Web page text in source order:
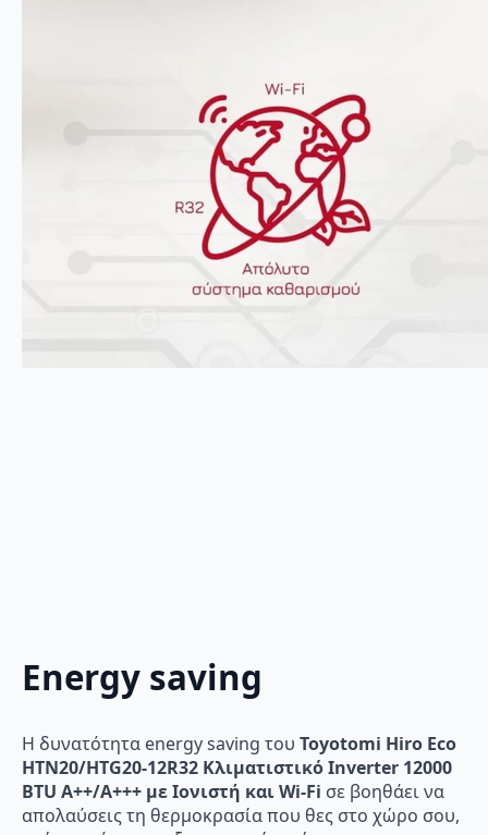
Energy saving
Η δυνατότητα energy saving του Toyotomi Hiro Eco
HTN20/HTG20-12R32 Κλιματιστικό Inverter 12000
BTU A++/A+++ με Ιονιστή και Wi-Fi σε βοηθάει να
απολαύσεις τη θερμοκρασία που θες στο χώρο σου,